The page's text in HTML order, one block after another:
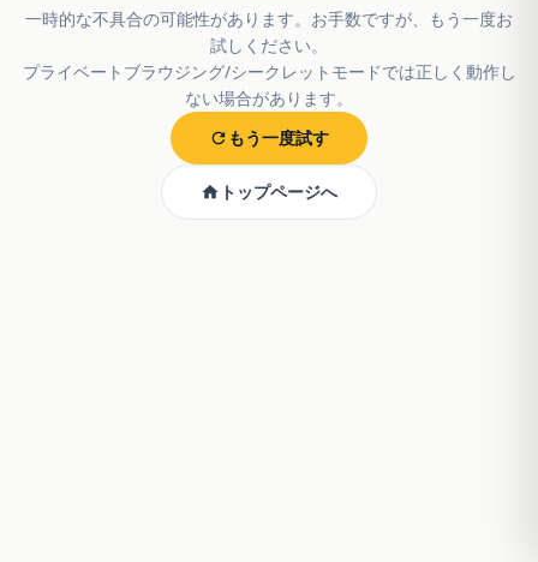
一時的な不具合の可能性があります。お手数ですが、もう一度お
試しください。
プライベートブラウジング/シークレットモードでは正しく動作し
ない場合があります。
もう一度試す
トップページへ